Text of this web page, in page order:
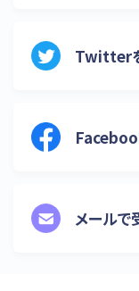
Twitter
メールで